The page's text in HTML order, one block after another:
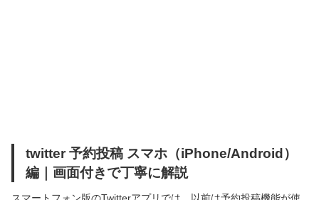
twitter 予約投稿 スマホ（iPhone/Android）
編｜画面付きで丁寧に解説